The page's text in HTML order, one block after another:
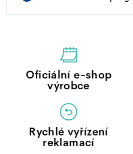
Oficiální e-shop
výrobce
Rychlé vyřízení
reklamací